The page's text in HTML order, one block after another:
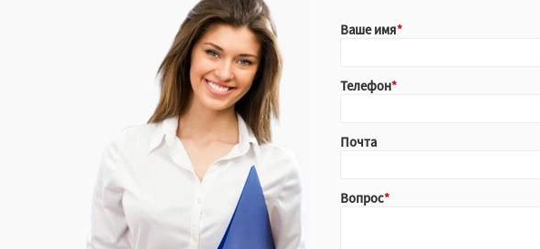
Ваше имя
Телефон
Почта
Вопрос